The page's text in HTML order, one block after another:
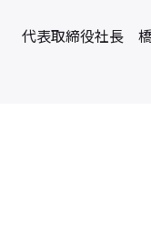
代表取締役社長